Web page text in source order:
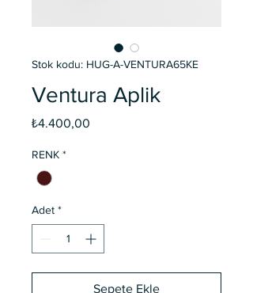
Stok kodu: HUG-A-VENTURA65KE
Ventura Aplik
₺4.400,00
RENK *
Adet *
Sepete Ekle